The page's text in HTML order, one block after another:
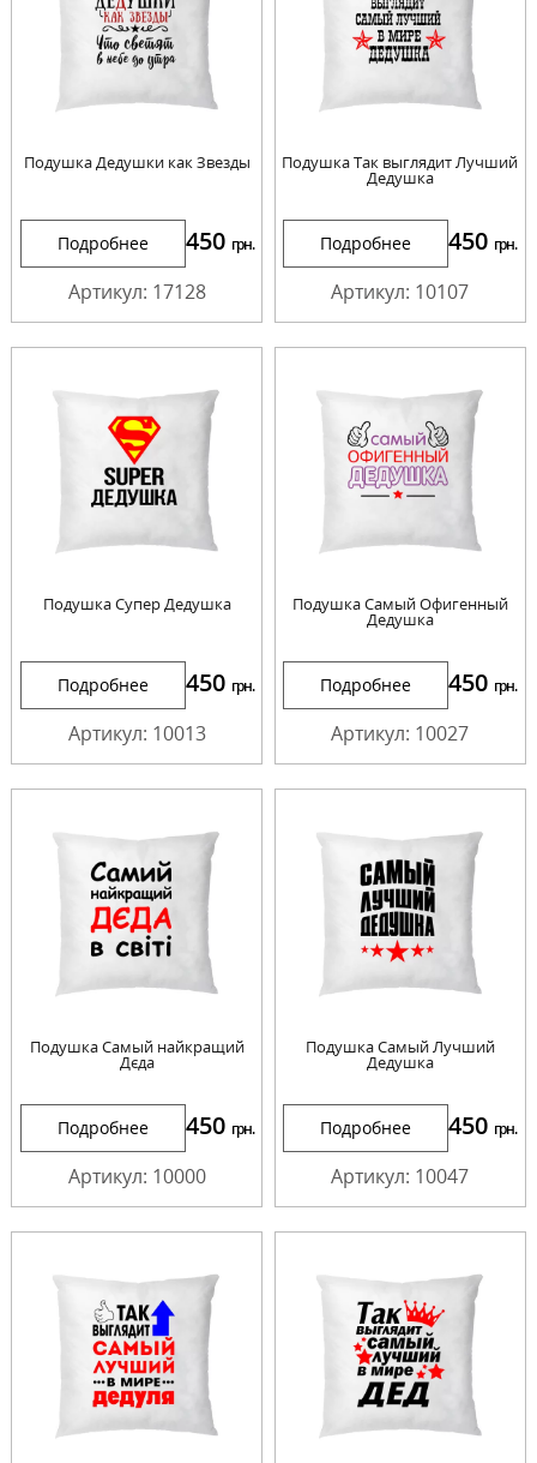
Подушка Дедушки как Звезды
Подробнее 450 грн.
Артикул: 17128
Подушка Так выглядит Лучший
Дедушка
Подробнее 450 грн.
Артикул: 10107
Подушка Супер Дедушка
Подробнее 450 грн.
Артикул: 10013
Подушка Самый Офигенный
Дедушка
Подробнее 450 грн.
Артикул: 10027
Подушка Самый найкращий
Дєда
Подробнее 450 грн.
Артикул: 10000
Подушка Самый Лучший
Дедушка
Подробнее 450 грн.
Артикул: 10047